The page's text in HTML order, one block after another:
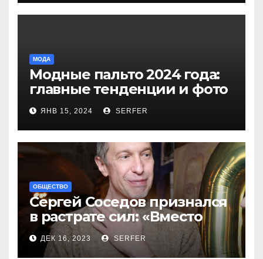
МОДА
Модные пальто 2024 года:
главные тенденции и фото
новинок
ЯНВ 15, 2024 SERFER
ОБЩЕСТВО
Сергей Соседов признался
в растрате сил: «Вместо
меня взяли Пригожина»
ДЕК 16, 2023 SERFER